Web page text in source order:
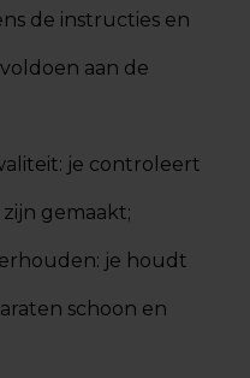
de instructies en
aan de
je controleert
gemaakt;
je houdt
schoon en